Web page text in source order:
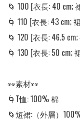
🌀 100 [衣長: 40 cm;
🌀 110 [衣長: 43 cm;
🌀 120 [衣長: 46.5
🌀 130 [衣長: 50 cm;
👀素材👀
🌀T恤: 100% 棉
🌀短裙:（外層）